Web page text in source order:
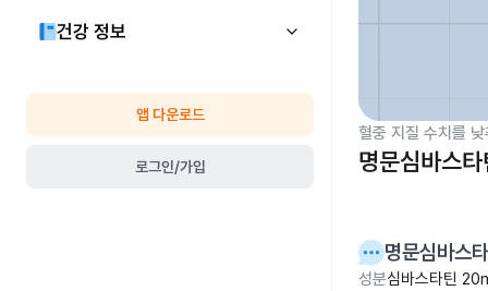
건강 정보
앱 다운로드
로그인/가입
혈중 지질 수치를
명문심바스
명문심바스
성분심바스타틴